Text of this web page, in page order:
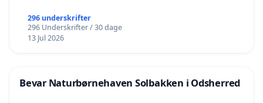
296 underskrifter
296 Underskrifter / 30 dage
13 Jul 2026
Bevar Naturbørnehaven Solbakken i Odsherred